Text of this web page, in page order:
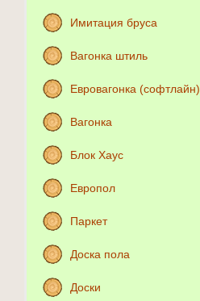
Имитация бруса
Вагонка штиль
Евровагонка (софтлайн)
Вагонка
Блок Хаус
Европол
Паркет
Доска пола
Доски